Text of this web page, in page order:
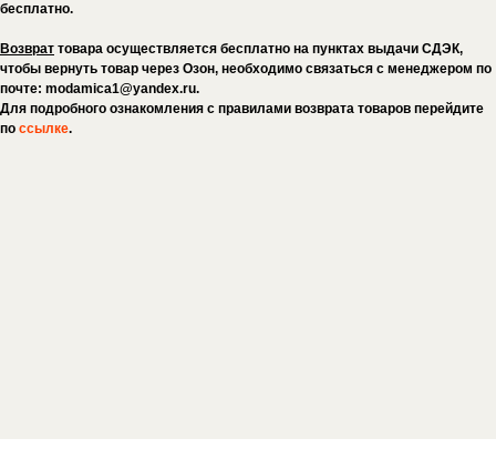
бесплатно.
Возврат товара осуществляется бесплатно на пунктах выдачи CДЭК,
чтобы вернуть товар через Озон, необходимо связаться с менеджером по
почте: modamica1@yandex.ru.
Для подробного ознакомления с правилами возврата товаров перейдите
по ссылке.